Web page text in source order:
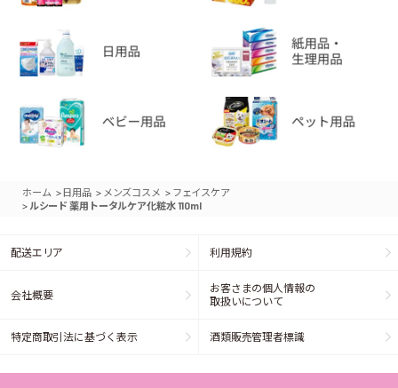
ホーム > 日用品 > メンズコスメ > フェイスケア
> ルシード 薬用トータルケア化粧水 110ml
配送エリア 利用規約
会社概要
お客さまの個人情報の
取扱いについて
特定商取引法に基づく表示 酒類販売管理者標識